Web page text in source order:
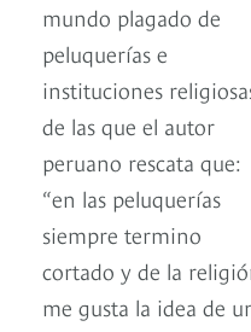
mundo plagado de
peluquerías e
instituciones
de las que el autor
peruano rescata que:
“en las peluquerías
siempre termino
cortado y de la
me gusta la idea de